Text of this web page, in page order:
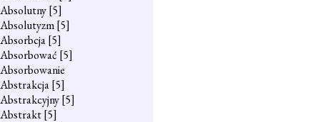
Absolutny[5]
Absolutyzm[5]
Absorbcja[5]
Absorbować [5]
Absorbowanie
Abstrakcja[5]
Abstrakcyjny[5]
Abstrakt[5]